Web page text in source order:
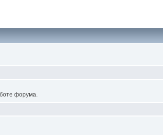
форума.